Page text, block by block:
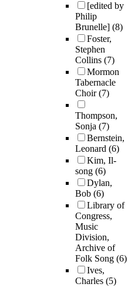
[edited by
Philip
Brunelle] (8)
Foster,
Stephen
Collins (7)
Mormon
Tabernacle
Choir(7)
Thompson,
Sonja (7)
Bernstein,
Leonard (6)
Kim, Il-
song (6)
Dylan,
Bob (6)
Library of
Congress,
Music
Division,
Archive of
Folk Song (6)
Ives,
Charles (5)